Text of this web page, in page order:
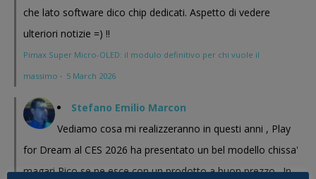
che lato software dico chip dedicati. Aspetto di vedere
ulteriori notizie =) !!
Pimax Super Micro-OLED: il modulo definitivo per chi vuole il
massimo · 5 March 2026
Stefano Emilio Marcon
Vediamo cosa mi realizzeranno in questi anni , Play
for Dream al CES 2026 ha presentato un bel modello chissa'
magari Pico se ne esce con un prodotto a buon prezzo . In